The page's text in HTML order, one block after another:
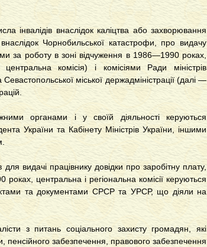
інвалідів внаслідок каліцтва або захворювання
Чорнобильської катастрофи, про видачу
за роботу в зоні відчуження в 1986—1990 роках,
комісія) і комісіями Ради міністрів
міської держадміністрації (далі —
органами і у своїй діяльності керуються
України та Кабінету Міністрів України, іншими
видачі працівнику довідки про заробітну плату,
центральна і регіональна комісії керуються
та документами СРСР та УРСР, що діяли на
з питань соціального захисту громадян, які
пенсійного забезпечення, правового забезпечення